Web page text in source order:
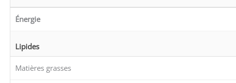
Énergie
Lipides
Matières grasses